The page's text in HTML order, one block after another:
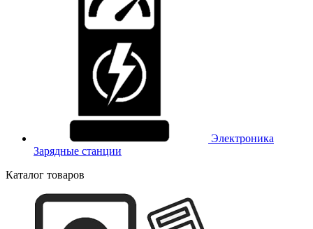
Электроника
Зарядные станции
Каталог товаров